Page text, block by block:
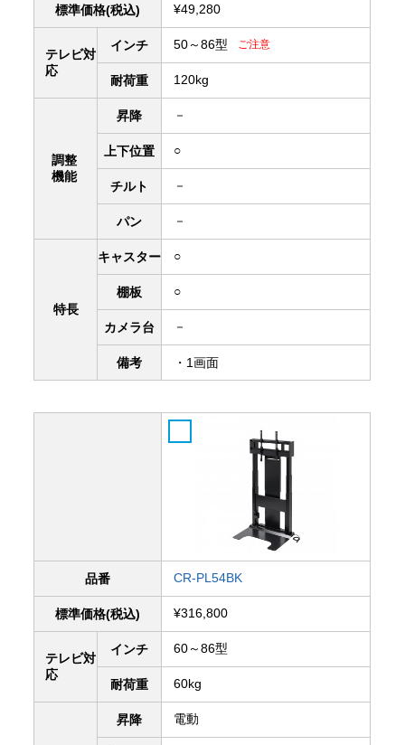
標準価格(税込) ¥49,280
テレビ対
応
インチ 50～86型 ご注意
耐荷重 120kg
調整
機能
昇降 －
上下位置 ○
チルト －
パン －
特長
キャスター ○
棚板 ○
カメラ台 －
備考 ・1画面
品番 CR-PL54BK
標準価格(税込) ¥316,800
テレビ対
応
インチ 60～86型
耐荷重 60kg
昇降 電動